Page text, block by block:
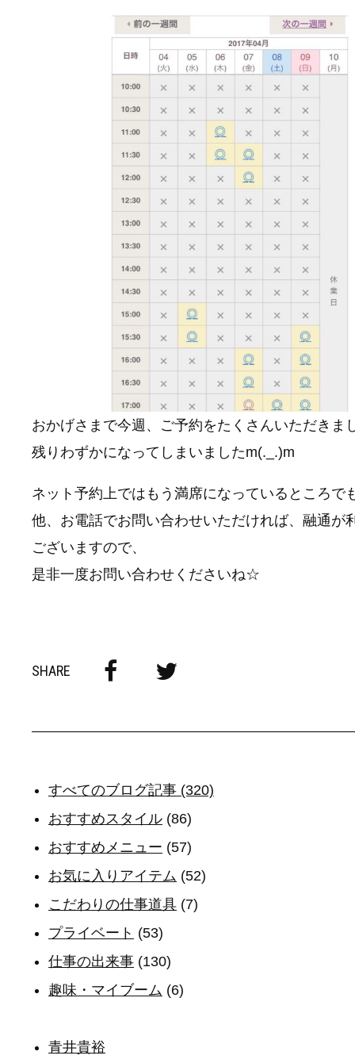
おかげさまで今週、ご予約をたくさんいただきま
残りわずかになってしまいましたm(._.)m
ネット予約上ではもう満席になっているところで
他、お電話でお問い合わせいただければ、融通が
ございますので、
是非一度お問い合わせくださいね☆
SHARE
すべてのブログ記事 (320)
おすすめスタイル (86)
おすすめメニュー (57)
お気に入りアイテム (52)
こだわりの仕事道具 (7)
プライベート (53)
仕事の出来事 (130)
趣味・マイブーム (6)
青井貴裕